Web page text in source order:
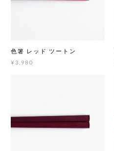
色箸 レッド ツートン
¥3,980